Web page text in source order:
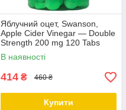
Яблучний оцет, Swanson,
Apple Cider Vinegar — Double
Strength 200 mg 120 Tabs
В наявності
414 ₴ 460 ₴
Купити